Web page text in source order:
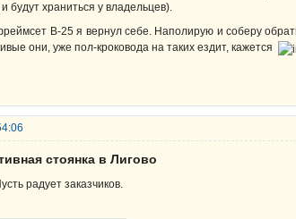
будут храниться у владельцев).
В-25 я вернул себе. Наполирую и соберу
они, уже пол-кроковода на таких ездит, кажется
стоянка в Лигово
радует заказчиков.